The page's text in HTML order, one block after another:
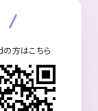
方はこちら